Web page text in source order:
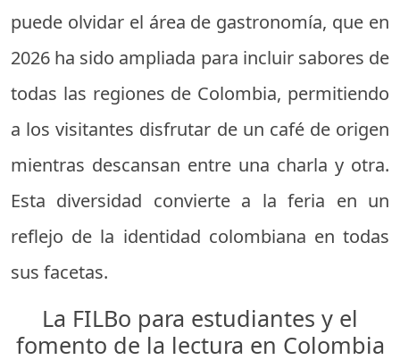
puede olvidar el área de gastronomía, que en
2026 ha sido ampliada para incluir sabores de
todas las regiones de Colombia, permitiendo
a los visitantes disfrutar de un café de origen
mientras descansan entre una charla y otra.
Esta diversidad convierte a la feria en un
reflejo de la identidad colombiana en todas
sus facetas.
La FILBo para estudiantes y el
fomento de la lectura en Colombia